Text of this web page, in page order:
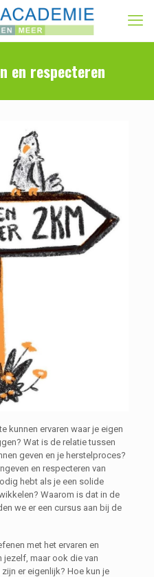
en respecteren
kunnen ervaren waar je eigen
Wat is de relatie tussen
geven en je herstelproces?
en respecteren van
hebt als je een solide
Waarom is dat in de
we er een cursus aan bij de
met het ervaren en
jezelf, maar ook die van
er eigenlijk? Hoe kun je